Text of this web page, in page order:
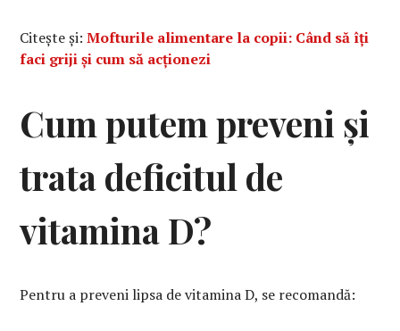
Citește și:Mofturile alimentare la copii: Când să îți
faci griji și cum să acționezi
Cum putem preveni și
trata deficitul de
vitamina D?
Pentru a preveni lipsa de vitamina D, se recomandă: